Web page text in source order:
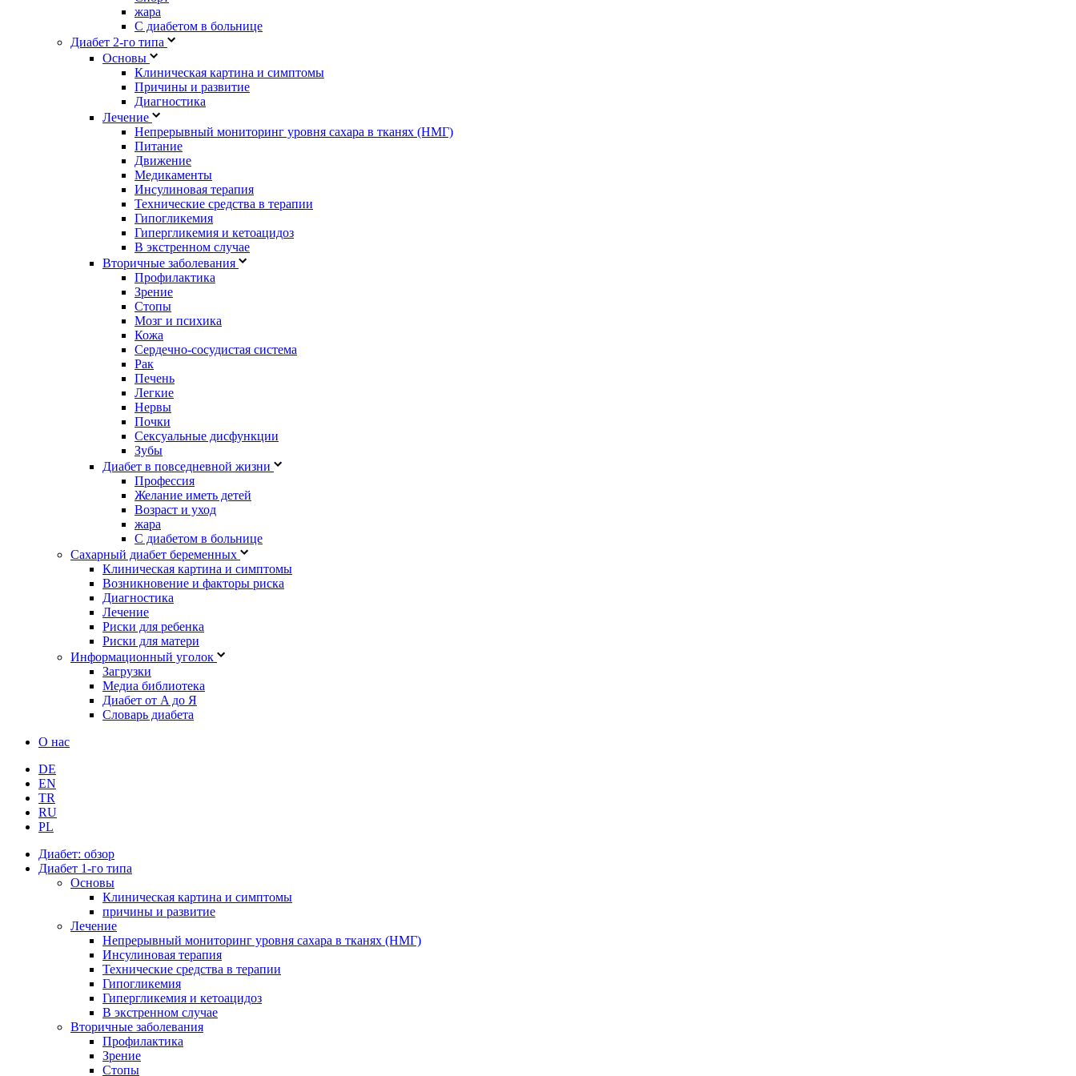
жара
С диабетом в больнице
Диабет 2-го типа
Основы
Клиническая картина и симптомы
Причины и развитие
Диагностика
Лечение
Непрерывный мониторинг уровня сахара в тканях (НМГ)
Питание
Движение
Медикаменты
Инсулиновая терапия
Технические средства в терапии
Гипогликемия
Гипергликемия и кетоацидоз
В экстренном случае
Вторичные заболевания
Профилактика
Зрение
Стопы
Мозг и психика
Кожа
Сердечно-сосудистая система
Рак
Печень
Легкие
Нервы
Почки
Сексуальные дисфункции
Зубы
Диабет в повседневной жизни
Профессия
Желание иметь детей
Возраст и уход
жара
С диабетом в больнице
Сахарный диабет беременных
Клиническая картина и симптомы
Возникновение и факторы риска
Диагностика
Лечение
Риски для ребенка
Риски для матери
Информационный уголок
Загрузки
Медиа библиотека
Диабет от A до Я
Словарь диабета
О нас
DE
EN
TR
RU
PL
Диабет: обзор
Диабет 1-го типа
Основы
Клиническая картина и симптомы
причины и развитие
Лечение
Непрерывный мониторинг уровня сахара в тканях (НМГ)
Инсулиновая терапия
Технические средства в терапии
Гипогликемия
Гипергликемия и кетоацидоз
В экстренном случае
Вторичные заболевания
Профилактика
Зрение
Стопы